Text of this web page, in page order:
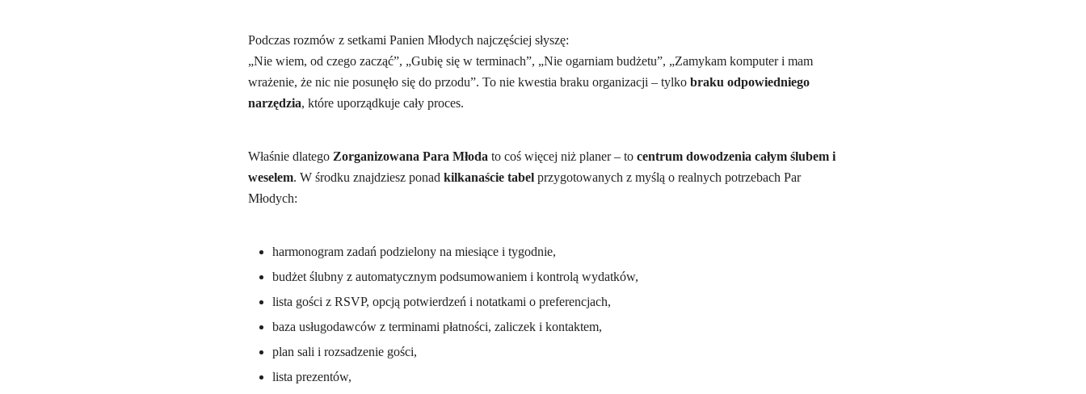
Podczas rozmów z setkami Panien Młodych najczęściej słyszę:
„Nie wiem, od czego zacząć”, „Gubię się w terminach”, „Nie ogarniam budżetu”, „Zamykam komputer i mam
wrażenie, że nic nie posunęło się do przodu”. To nie kwestia braku organizacji – tylko braku odpowiedniego
narzędzia, które uporządkuje cały proces.
Właśnie dlatego Zorganizowana Para Młoda to coś więcej niż planer – to centrum dowodzenia całym ślubem i
weselem. W środku znajdziesz ponad kilkanaście tabel przygotowanych z myślą o realnych potrzebach Par
Młodych:
harmonogram zadań podzielony na miesiące i tygodnie,
budżet ślubny z automatycznym podsumowaniem i kontrolą wydatków,
lista gości z RSVP, opcją potwierdzeń i notatkami o preferencjach,
baza usługodawców z terminami płatności, zaliczek i kontaktem,
plan sali i rozsadzenie gości,
lista prezentów,